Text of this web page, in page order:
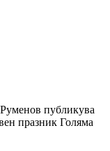
публикува
празник Голяма